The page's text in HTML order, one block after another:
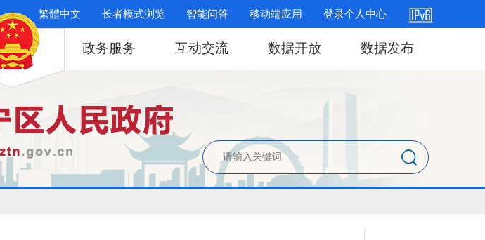
繁體中文 长者模式浏览 智能问答 移动端应用 登录个人中心
政务服务 互动交流 数据开放 数据发布